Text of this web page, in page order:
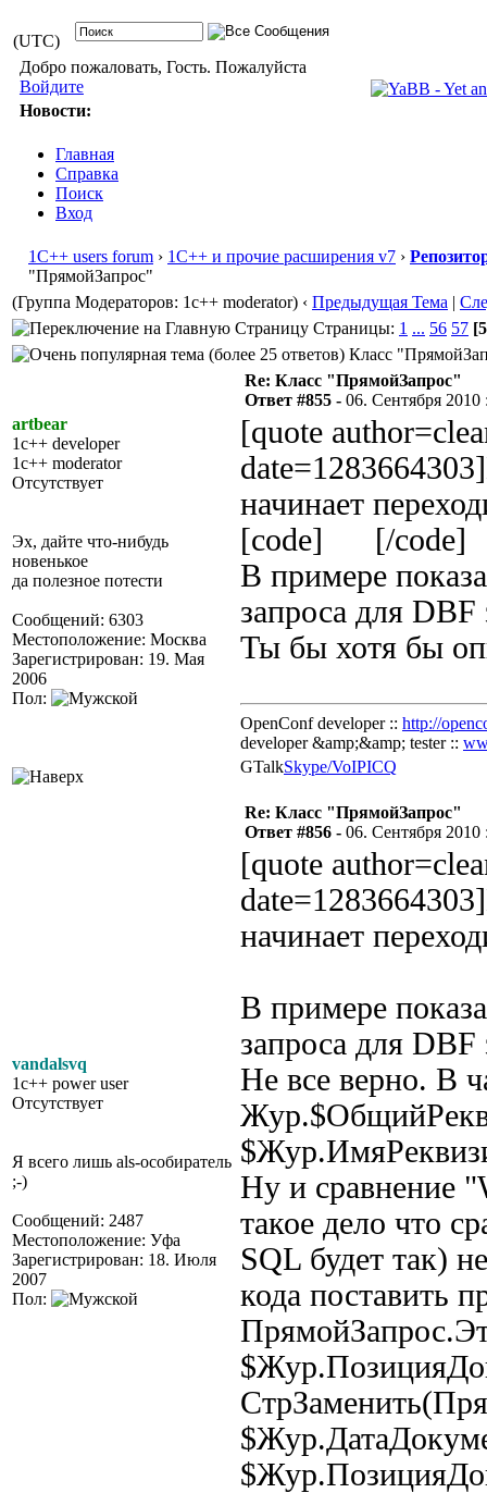
(UTC)
Добро пожаловать, Гость. Пожалуйста
Войдите
Новости:
Главная
Справка
Поиск
Вход
1С++ users forum › 1С++ и прочие расширения v7 ›
"ПрямойЗапрос"
(Группа Модераторов: 1c++ moderator) ‹ Предыдущая Тема |
Страницы: 1 ... 56 57
Класс
artbear
1c++ developer
1c++ moderator
Отсутствует
Эх, дайте что-нибудь
новенькое
да полезное потести
Сообщений: 6303
Местоположение: Москва
Зарегистрирован: 19. Мая
2006
Пол:
Re: Класс "ПрямойЗапрос"
Ответ #855 - 06. Сентября 2010
[quote
начинает
[code] [/code]
В примере
запроса для
Ты бы хотя бы
OpenConf developer :: http://
developer &amp;&amp; tester ::
GTalkSkype/VoIPICQ
vandalsvq
1c++ power user
Отсутствует
Я всего лишь als-особиратель
;-)
Сообщений: 2487
Местоположение: Уфа
Зарегистрирован: 18. Июля
2007
Пол:
Re: Класс "ПрямойЗапрос"
Ответ #856 - 06. Сентября 2010
[quote
начинает
В примере
запроса для
Не все верно. В
Ну и сравнение
такое дело что
SQL будет так)
кода поставить